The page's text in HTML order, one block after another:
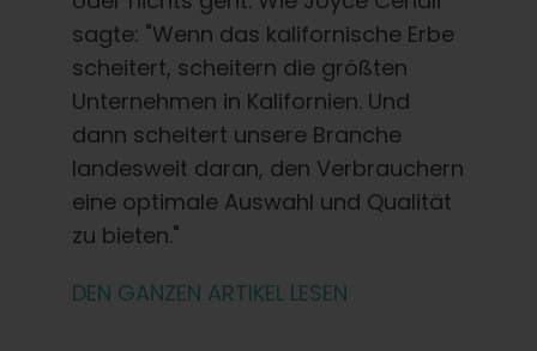
sagte: "Wenn das kalifornische Erbe
scheitert, scheitern die größten
Unternehmen in Kalifornien. Und
dann scheitert unsere Branche
landesweit daran, den Verbrauchern
eine optimale Auswahl und Qualität
zu bieten."
DEN GANZEN ARTIKEL LESEN